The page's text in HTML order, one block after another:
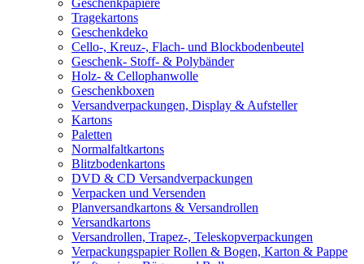
Geschenkpapiere
Tragekartons
Geschenkdeko
Cello-, Kreuz-, Flach- und Blockbodenbeutel
Geschenk- Stoff- & Polybänder
Holz- & Cellophanwolle
Geschenkboxen
Versandverpackungen, Display & Aufsteller
Kartons
Paletten
Normalfaltkartons
Blitzbodenkartons
DVD & CD Versandverpackungen
Verpacken und Versenden
Planversandkartons & Versandrollen
Versandkartons
Versandrollen, Trapez-, Teleskopverpackungen
Verpackungspapier Rollen & Bogen, Karton & Pappe